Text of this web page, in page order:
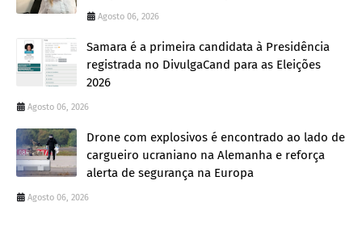
Agosto 06, 2026
Samara é a primeira candidata à Presidência
registrada no DivulgaCand para as Eleições
2026
Agosto 06, 2026
Drone com explosivos é encontrado ao lado de
cargueiro ucraniano na Alemanha e reforça
alerta de segurança na Europa
Agosto 06, 2026